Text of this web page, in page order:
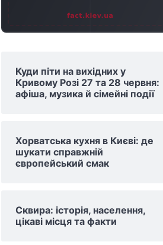
Куди піти на вихідних у
Кривому Розі 27 та 28 червня:
афіша, музика й сімейні події
Хорватська кухня в Києві: де
шукати справжній
європейський смак
Сквира: історія, населення,
цікаві місця та факти